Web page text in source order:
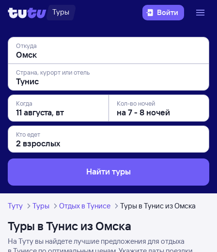
Туры Войти
Откуда
Страна, курорт или отель
Когда Кол-во ночей
Кто едет
Найти туры
Туту Туры Отдых в Тунисе Туры в Тунис из Омска
Туры в Тунис из Омска
На Туту вы найдете лучшие предложения для отдыха